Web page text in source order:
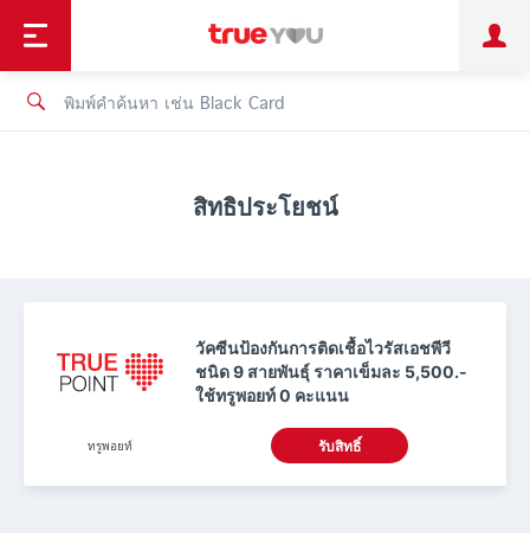
ลูกค้าบุคคล ลูกค้าองค์กร
ช้อป
เทรนด์เทคโนโลยี
สิทธิประโยชน์
วัคซีนป้องกันการติดเชื้อไวรัสเอชพีวี
ชนิด 9 สายพันธุ์ ราคาเข็มละ 5,500.-
ใช้ทรูพอยท์ 0 คะแนน
ทรูพอยท์ รับสิทธิ์